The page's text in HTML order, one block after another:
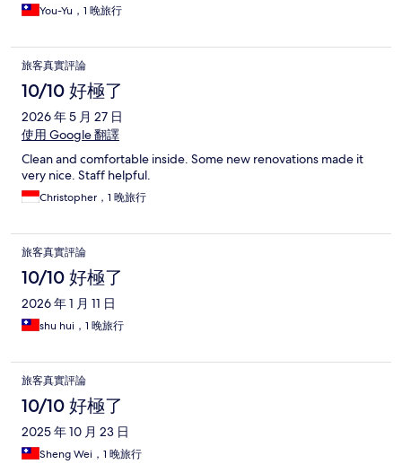
You-Yu，1 晚旅行
旅客真實評論
10/10 好極了
2026 年 5 月 27 日
使用 Google 翻譯
Clean and comfortable inside. Some new renovations made it
very nice. Staff helpful.
Christopher，1 晚旅行
旅客真實評論
10/10 好極了
2026 年 1 月 11 日
shu hui，1 晚旅行
旅客真實評論
10/10 好極了
2025 年 10 月 23 日
Sheng Wei，1 晚旅行